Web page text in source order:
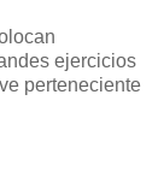
ejercicios
perteneciente